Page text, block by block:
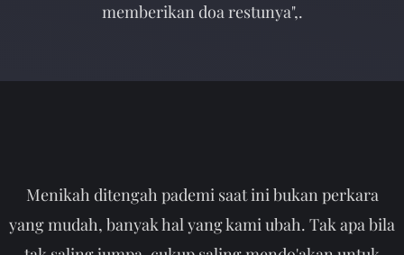
memberikan doa restunya",.
Menikah ditengah pademi saat ini bukan perkara
yang mudah, banyak hal yang kami ubah. Tak apa bila